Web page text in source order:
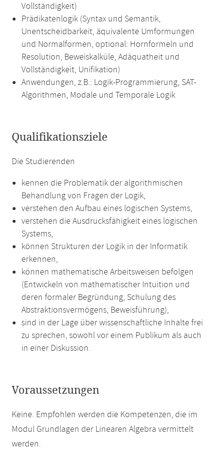
Vollständigkeit)
Prädikatenlogik (Syntax und Semantik,
Unentscheidbarkeit, äquivalente Umformungen
und Normalformen, optional: Hornformeln und
Resolution, Beweiskalküle, Adäquatheit und
Vollständigkeit, Unifikation)
Anwendungen, z.B.: Logik-Programmierung, SAT-
Algorithmen, Modale und Temporale Logik
Qualifikationsziele
Die Studierenden
kennen die Problematik der algorithmischen
Behandlung von Fragen der Logik,
verstehen den Aufbau eines logischen Systems,
verstehen die Ausdrucksfähigkeit eines logischen
Systems,
können Strukturen der Logik in der Informatik
erkennen,
können mathematische Arbeitsweisen befolgen
(Entwickeln von mathematischer Intuition und
deren formaler Begründung, Schulung des
Abstraktionsvermögens, Beweisführung),
sind in der Lage über wissenschaftliche Inhalte frei
zu sprechen, sowohl vor einem Publikum als auch
in einer Diskussion.
Voraussetzungen
Keine. Empfohlen werden die Kompetenzen, die im
Modul Grundlagen der Linearen Algebra vermittelt
werden.